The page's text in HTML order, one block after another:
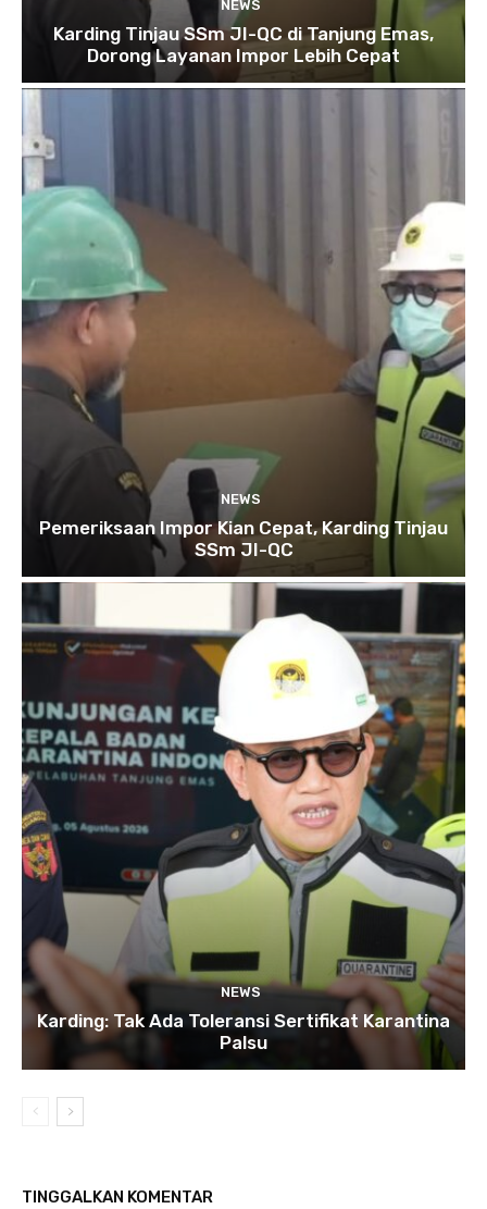
NEWS
Karding Tinjau SSm JI-QC di Tanjung Emas,
Dorong Layanan Impor Lebih Cepat
NEWS
Pemeriksaan Impor Kian Cepat, Karding Tinjau
SSm JI-QC
NEWS
Karding: Tak Ada Toleransi Sertifikat Karantina
Palsu
TINGGALKAN KOMENTAR